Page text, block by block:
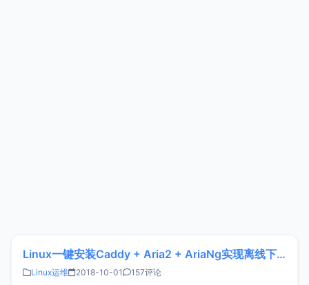
Linux一键安装Caddy + Aria2 + AriaNg实现离线下载
Linux运维 2018-10-01 157评论